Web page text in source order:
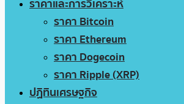
ราคาและการวิเคราะห์
ราคา Bitcoin
ราคา Ethereum
ราคา Dogecoin
ราคา Ripple (XRP)
ปฏิทินเศรษฐกิจ